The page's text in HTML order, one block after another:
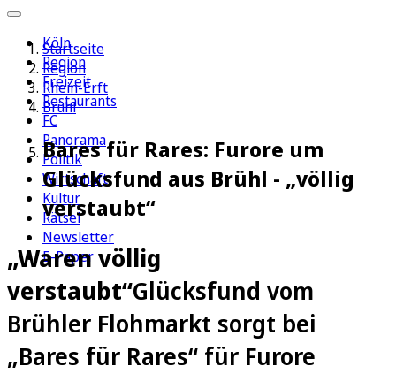
Köln
Region
Freizeit
Restaurants
FC
Panorama
Politik
Wirtschaft
Kultur
Rätsel
Newsletter
E-Paper
Startseite
Region
Rhein-Erft
Brühl
Bares für Rares: Furore um
Glücksfund aus Brühl - „völlig
verstaubt“
„Waren völlig
verstaubt“Glücksfund vom
Brühler Flohmarkt sorgt bei
„Bares für Rares“ für Furore